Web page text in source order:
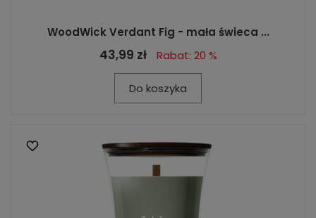
WoodWick Verdant Fig - mała świeca ...
43,99 zł Rabat: 20 %
Do koszyka